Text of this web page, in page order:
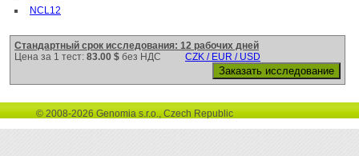
NCL12
Стандартный срок исследования: 12 рабочих дней
Цена за 1 тест: 83.00 $ без НДС CZK / EUR / USD
© 2008-2026 Genomia s.r.o., Czech Republic